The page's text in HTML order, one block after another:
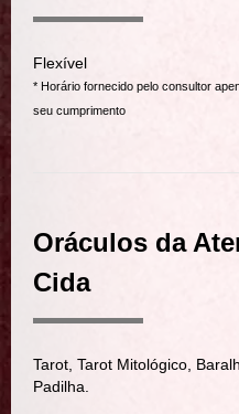
Flexível
* Horário fornecido pelo consultor
seu cumprimento
Oráculos da
Cida
Tarot, Tarot Mitológico,
Padilha.